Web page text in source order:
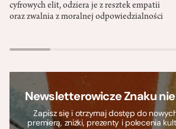
cyfrowych elit, odziera je z resztek empatii
oraz zwalnia z moralnej odpowiedzialności
Newsletterowicze Znaku
Zapisz się i otrzymaj dostęp do
premierą, zniżki, prezenty i polecenia